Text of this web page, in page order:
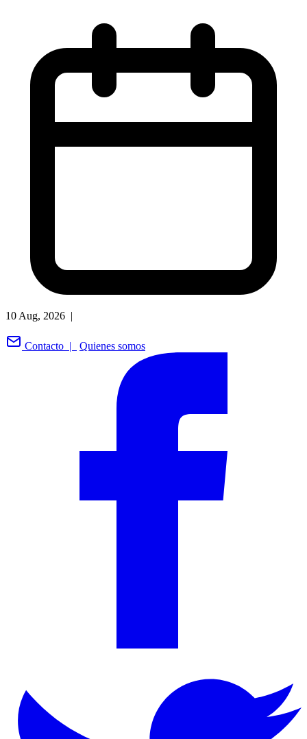
10 Aug, 2026 |
Contacto | Quienes somos